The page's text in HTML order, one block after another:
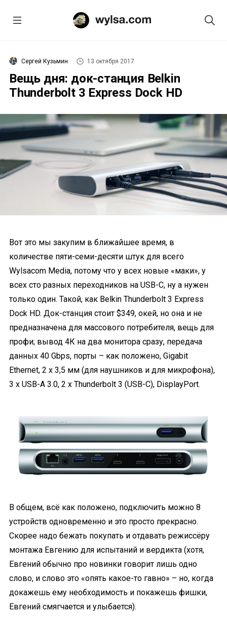
Сергей Кузьмин 13 октября 2017
Вещь дня: док-станция Belkin
Thunderbolt 3 Express Dock HD
Вот это мы закупим в ближайшее время, в
количестве пяти-семи-десяти штук для всего
Wylsacom Media, потому что у всех новые «маки», у
всех сто разных переходников на USB-C, ну а нужен
только один. Такой, как Belkin Thunderbolt 3 Express
Dock HD. Док-станция стоит $349, окей, но она и не
предназначена для массового потребителя, вещь для
профи; вывод 4К на два монитора сразу, передача
данных 40 Gbps, порты – как положено, Gigabit
Ethernet, 2 х 3,5 мм (для наушников и для микрофона),
3 x USB-A 3.0, 2 x Thunderbolt 3 (USB-C), DisplayPort.
В общем, всё как положено, подключить можно 8
устройств одновременно и это просто прекрасно.
Скорее надо бежать покупать и отдавать режиссёру
монтажа Евгению для испытаний и вердикта (хотя,
Евгений обычно про новинки говорит лишь одно
слово, и слово это «опять какое-то гавно» – но, когда
докажешь ему необходимость и покажешь фишки,
Евгений смягчается и улыбается).